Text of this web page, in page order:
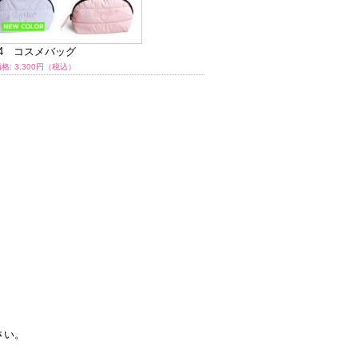
コスメバッグ
: 3,300円（税込）
。